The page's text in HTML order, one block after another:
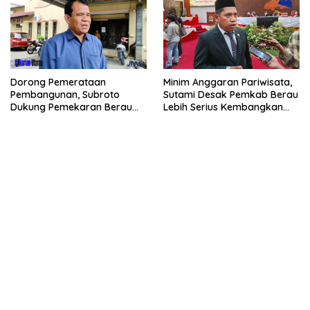
Dorong Pemerataan
Pembangunan, Subroto
Dukung Pemekaran Berau
Minim Anggaran Pariwisata,
Sutami Desak Pemkab Berau
Lebih Serius Kembangkan